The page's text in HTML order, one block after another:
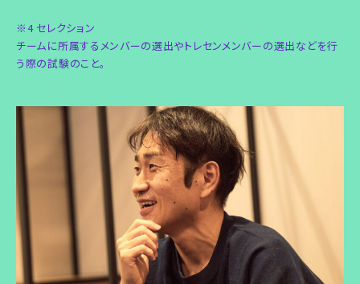
※4 セレクション
チームに所属するメンバーの選出やトレセンメンバーの選出などを行
う際の試験のこと。